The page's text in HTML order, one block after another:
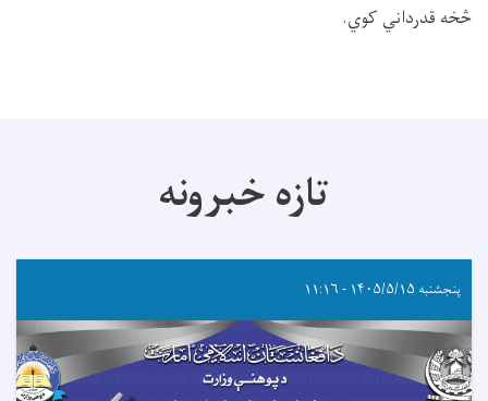
څخه قدرداني کوي.
تازه خبرونه
پنجشنبه ۱۴۰۵/۵/۱۵ - ۱۱:۱۶